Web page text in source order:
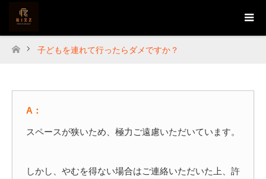
ホーム
子どもを連れて行ったらダメですか？
A：
スペースが狭いため、極力ご遠慮いただいています。
しかし、やむを得ない場合はご連絡いただいた上、許